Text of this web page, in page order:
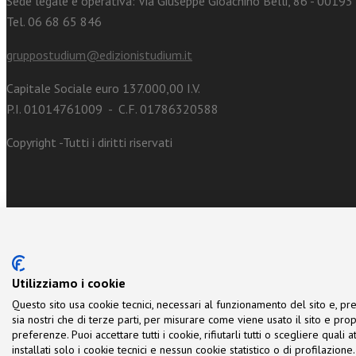
Tel. 06 68 65 846
gruppostudium@edizionistudium.it
Capitale Sociale euro 137.000,00 I.V.
P.I. 01014761009 - C.F. 01786320588
Copyright -Tutti i diritti riservati
Utilizziamo i cookie
Questo sito usa cookie tecnici, necessari al funzionamento del sito e,
sia nostri che di terze parti, per misurare come viene usato il sito e
preferenze. Puoi accettare tutti i cookie, rifiutarli tutti o scegliere quali
installati solo i cookie tecnici e nessun cookie statistico o di